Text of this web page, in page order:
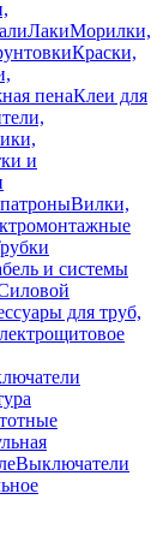
ЛакиМорилки,
Краски,
пенаКлеи для
и
Вилки,
и системы
для труб,
Выключатели